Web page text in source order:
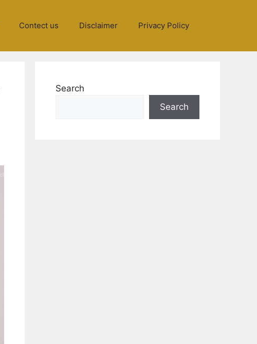
Contect us Disclaimer Privacy Policy
Search
Search